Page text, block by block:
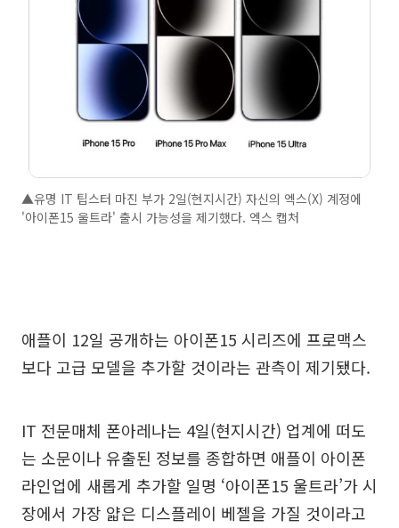
▲유명 IT 팁스터 마진 부가 2일(현지시간) 자신의 엑스(X) 계정에
'아이폰15 울트라' 출시 가능성을 제기했다. 엑스 캡처
애플이 12일 공개하는 아이폰15 시리즈에 프로맥스
보다 고급 모델을 추가할 것이라는 관측이 제기됐다.
IT 전문매체 폰아레나는 4일(현지시간) 업계에 떠도
는 소문이나 유출된 정보를 종합하면 애플이 아이폰
라인업에 새롭게 추가할 일명 ‘아이폰15 울트라’가 시
장에서 가장 얇은 디스플레이 베젤을 가질 것이라고